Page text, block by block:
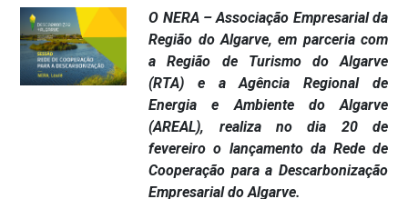
O NERA – Associação Empresarial da
Região do Algarve, em parceria com
a Região de Turismo do Algarve
(RTA) e a Agência Regional de
Energia e Ambiente do Algarve
(AREAL), realiza no dia 20 de
fevereiro o lançamento da Rede de
Cooperação para a Descarbonização
Empresarial do Algarve.